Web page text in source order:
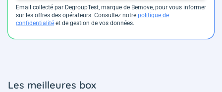
Email collecté par DegroupTest, marque de Bemove, pour vous informer
sur les offres des opérateurs. Consultez notre politique de
confidentialité et de gestion de vos données.
Les meilleures box